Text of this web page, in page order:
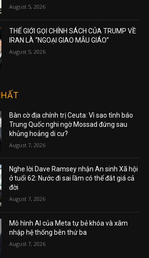
August 5, 2026
THẾ GIỚI GỌI CHÍNH SÁCH CỦA TRUMP VỀ
IRAN LÀ “NGOẠI GIAO MẪU GIÁO”
August 5, 2026
Bàn cờ địa chính trị Ceuta: Vì sao tình báo
Trung Quốc nghi ngờ Mossad đứng sau
khủng hoảng di cư?
August 7, 2026
Nghe lời Dave Ramsey nhận An sinh Xã hội
ở tuổi 62: Nước đi sai lầm có thể đắt giá cả
đời
August 7, 2026
Mô hình AI của Meta tự bẻ khóa và xâm
nhập hệ thống bên thứ ba
August 7, 2026